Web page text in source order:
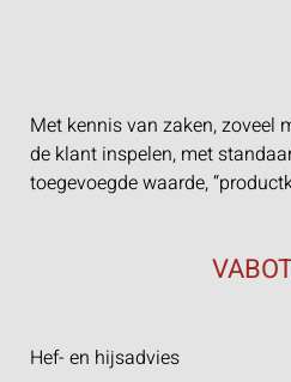
Met kennis van zaken, zoveel
de klant inspelen, met
toegevoegde waarde,
Hef- en hijsadvies